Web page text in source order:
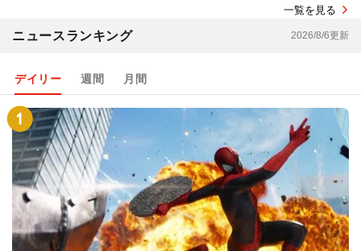
一覧を見る
ニュースランキング 2026/8/6更新
デイリー 週間 月間